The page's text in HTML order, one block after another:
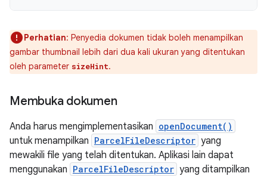
Perhatian: Penyedia dokumen tidak boleh menampilkan
gambar thumbnail lebih dari dua kali ukuran yang ditentukan
oleh parameter sizeHint.
Membuka dokumen
Anda harus mengimplementasikan openDocument()
untuk menampilkan ParcelFileDescriptor yang
mewakili file yang telah ditentukan. Aplikasi lain dapat
menggunakan ParcelFileDescriptor yang ditampilkan